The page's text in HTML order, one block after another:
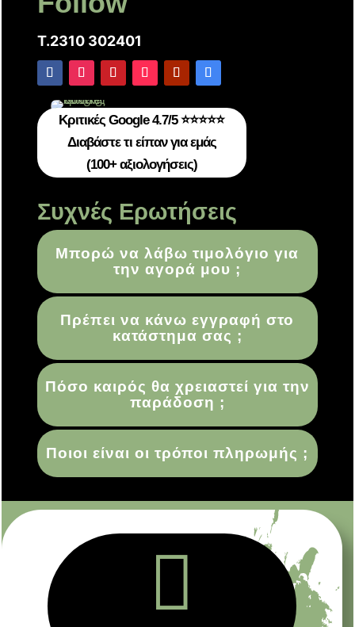
T.2310 302401
Κριτικές Google 4.7/5 ⭐⭐⭐⭐⭐
Διαβάστε τι είπαν για εμάς
(100+ αξιολογήσεις)
Συχνές Ερωτήσεις
Μπορώ να λάβω τιμολόγιο για
την αγορά μου ;
Πρέπει να κάνω εγγραφή στο
κατάστημα σας ;
Πόσο καιρός θα χρειαστεί για την
παράδοση ;
Ποιοι είναι οι τρόποι πληρωμής ;
